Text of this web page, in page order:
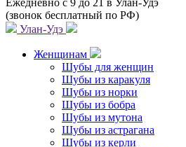
Ежедневно с 9 до 21 в Улан-Удэ
(звонок бесплатный по РФ)
Улан-Удэ
Женщинам
Шубы для женщин
Шубы из каракуля
Шубы из норки
Шубы из бобра
Шубы из мутона
Шубы из астрагана
Шубы из керли